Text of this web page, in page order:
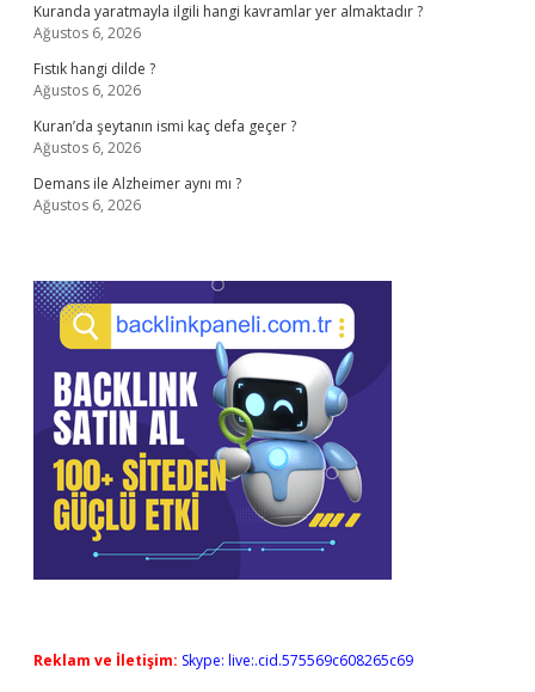
Kuranda yaratmayla ilgili hangi kavramlar yer almaktadır ?
Ağustos 6, 2026
Fıstık hangi dilde ?
Ağustos 6, 2026
Kuran’da şeytanın ismi kaç defa geçer ?
Ağustos 6, 2026
Demans ile Alzheimer aynı mı ?
Ağustos 6, 2026
Reklam ve İletişim: Skype: live:.cid.575569c608265c69